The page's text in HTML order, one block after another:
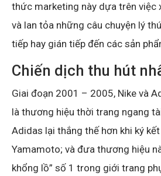
thức marketing này dựa trên việc
và lan tỏa những câu chuyện lý
tiếp hay gián tiếp đến các sản
Chiến dịch thu hút
Giai đoạn 2001 – 2005, Nike và
là thương hiệu thời trang ngang
Adidas lại thắng thế hơn khi ký
Yamamoto; và đưa thương hiệu
khổng lồ” số 1 trong giới trang